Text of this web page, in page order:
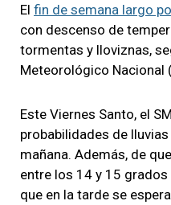
El fin de semana largo
con descenso de
tormentas y lloviznas,
Meteorológico Nacional
Este Viernes Santo, el
probabilidades de
mañana. Además, de
entre los 14 y 15
que en la tarde se